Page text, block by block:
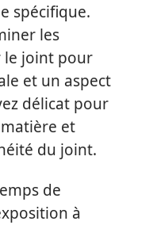
spécifique.
les
le joint pour
et un aspect
délicat pour
et
du joint.
de
à